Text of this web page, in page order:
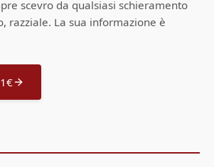
scevro da qualsiasi schieramento
razziale. La sua informazione è